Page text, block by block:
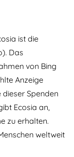
ist die
Das
von Bing
Anzeige
Spenden
Ecosia an,
zu erhalten.
weltweit